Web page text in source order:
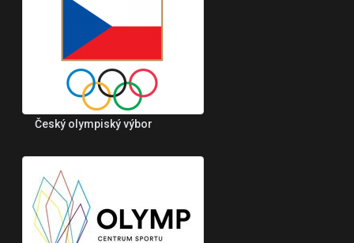
Český olympiský výbor